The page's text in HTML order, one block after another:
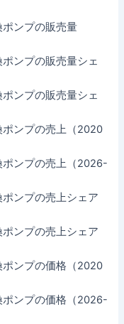
ポンプの販売量
ンプの販売量シェ
ンプの販売量シェ
ポンプの売上（2020
ポンプの売上（2026-
ンプの売上シェア
ンプの売上シェア
ポンプの価格（2020
ポンプの価格（2026-